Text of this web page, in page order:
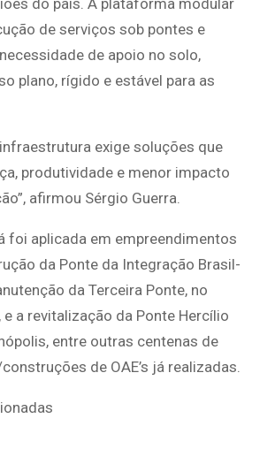
de serviços sob pontes e
de apoio no solo,
plano, rígido e estável para as
exige soluções que
produtividade e menor impacto
afirmou Sérgio Guerra.
foi aplicada em empreendimentos
da Ponte da Integração Brasil-
da Terceira Ponte, no
e a revitalização da Ponte Hercílio
entre outras centenas de
de OAE’s já realizadas.